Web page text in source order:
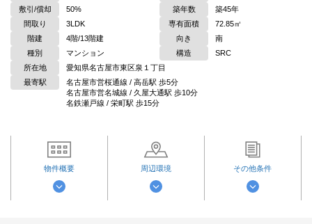
敷引/償却
50% 築年数
築45年
間取り
3LDK 専有面積
72.85㎡
階建
4階/13階建 向き
南
種別
マンション 構造
SRC
所在地
愛知県名古屋市東区泉１丁目
最寄駅
名古屋市営桜通線 / 高岳駅 歩5分
名古屋市営名城線 / 久屋大通駅 歩10分
名鉄瀬戸線 / 栄町駅 歩15分
物件概要 周辺環境 その他条件